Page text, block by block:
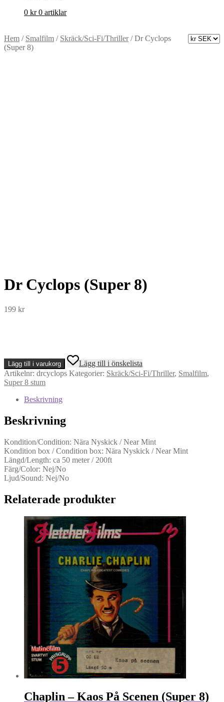
0 kr 0 artiklar
Hem / Smalfilm / Skräck/Sci-Fi/Thriller/Dr Cyclops
(Super 8)
Dr Cyclops (Super 8)
199 kr
Dr
Cyclops
(Super
8)
Lägg till i varukorg
Lägg till i önskelista
Artikelnr: drcyclops Kategorier: Skräck/Sci-Fi/Thriller, Smalfilm,
Super 8 stum
Beskrivning
Beskrivning
Kondition/Condition: Nära Nyskick / Near Mint
Kondition box / Condition box: Nära Nyskick / Near Mint
Längd/Length: ca 50 meter / 200ft
Färg/Color: Nej/No
Ljud/Sound: Nej/No
Relaterade produkter
Chaplin – Kaos På Scenen (Super 8)